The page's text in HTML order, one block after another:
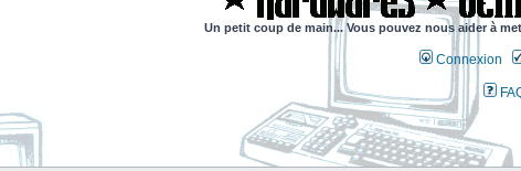
Un petit coup de main... Vous pouvez nous aider à
Connexion